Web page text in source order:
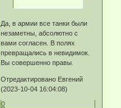
Да, в армии все танки были
незаметны, абсолютно с
вами согласен. В полях
превращались в невидимок.
Вы совершенно правы.
Отредактировано Eвгeний
(2023-10-04 16:04:08)
0